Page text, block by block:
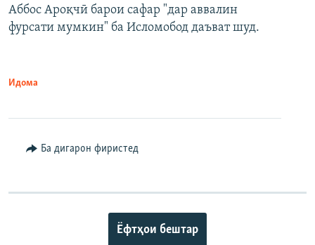
Аббос Ароқчӣ барои сафар "дар аввалин
фурсати мумкин" ба Исломобод даъват шуд.
Идома
Ба дигарон фиристед
Ёфтҳои бештар